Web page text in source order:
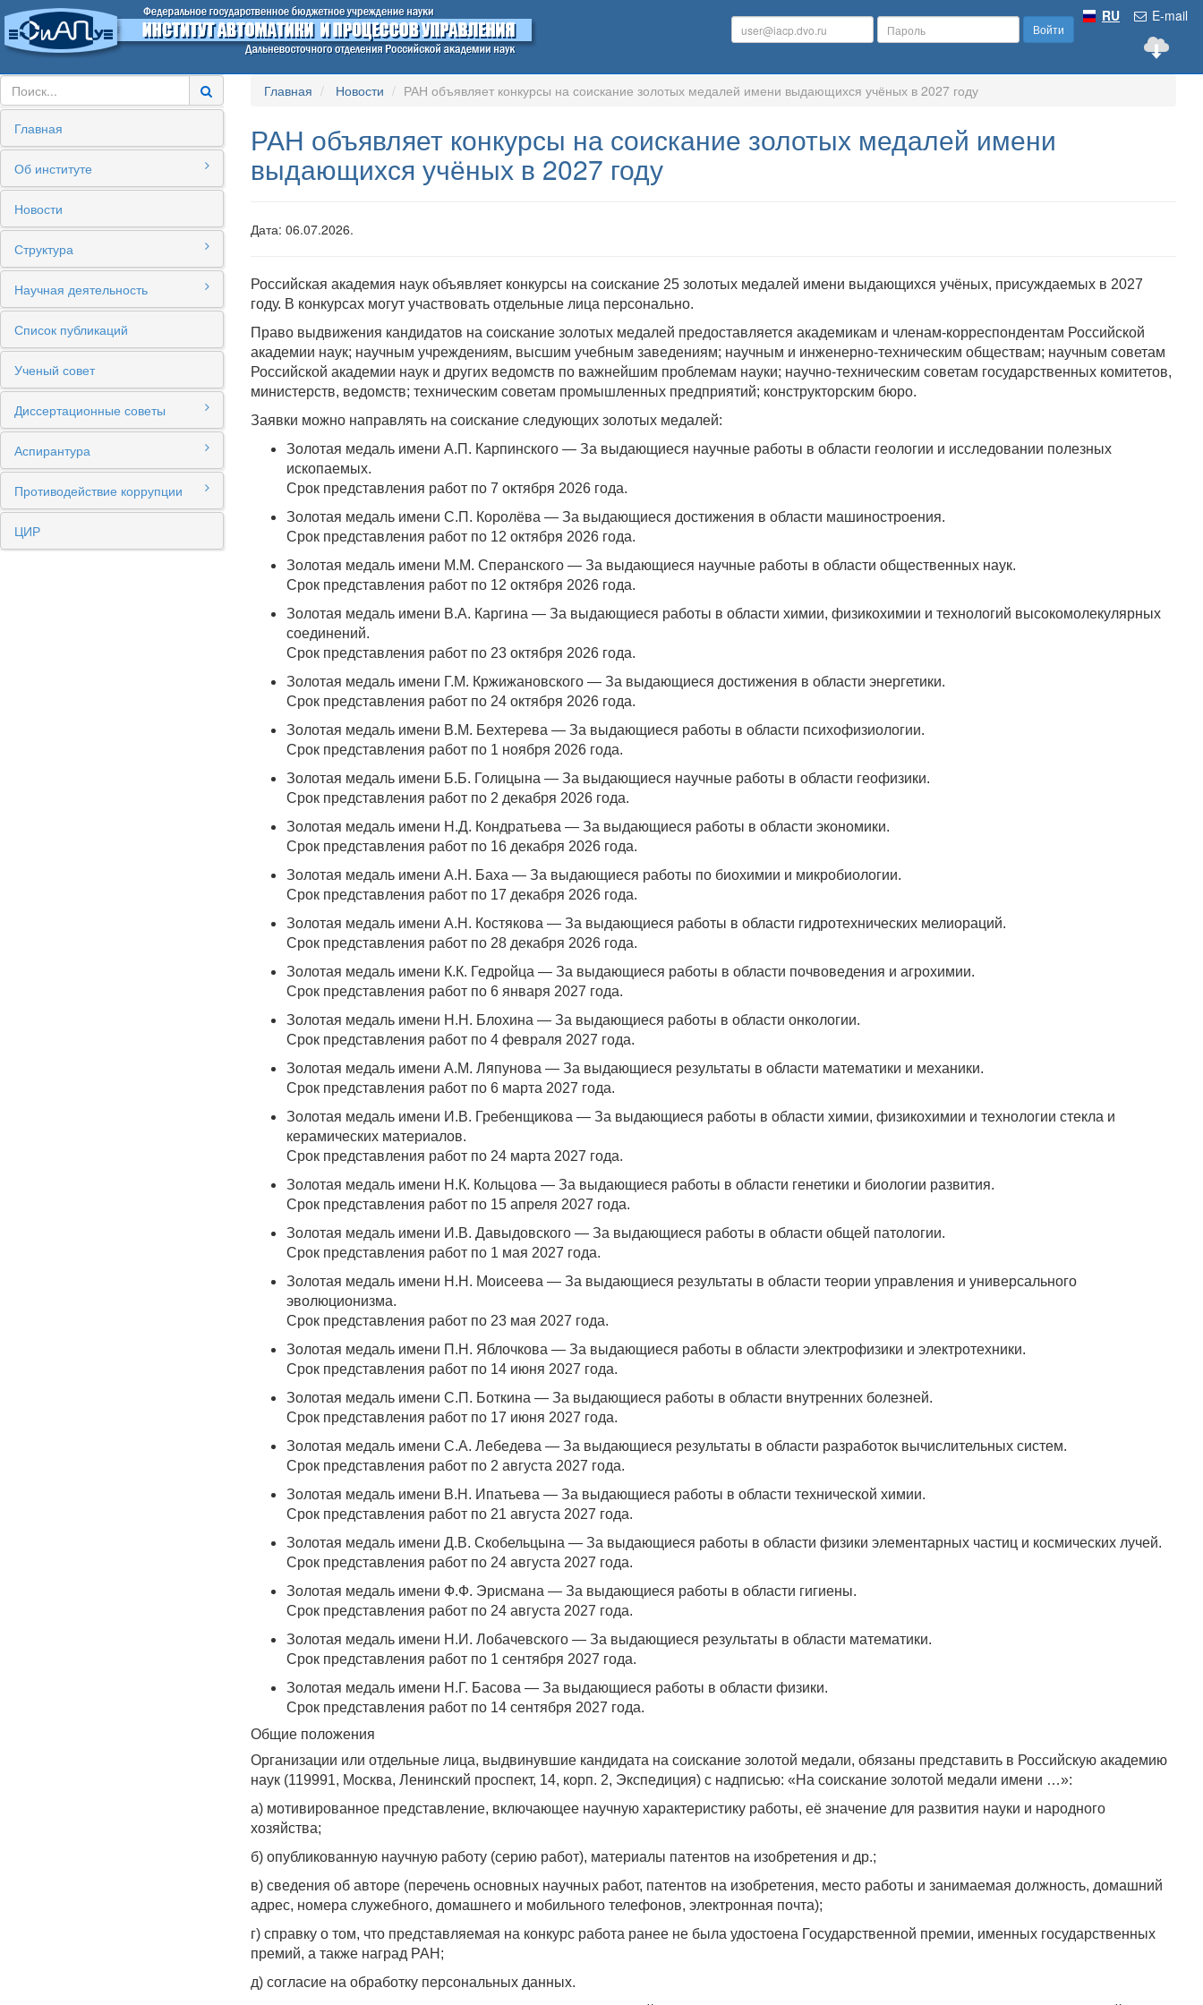
E-mail
RU
Войти
Главная
Об институте
Новости
Структура
Научная деятельность
Список публикаций
Ученый совет
Диссертационные советы
Аспирантура
Противодействие коррупции
ЦИР
Главная Новости РАН объявляет конкурсы на соискание золотых медалей имени выдающихся учёных в 2027 году
РАН объявляет конкурсы на соискание золотых медалей имени
выдающихся учёных в 2027 году
Дата: 06.07.2026.
Российская академия наук объявляет конкурсы на соискание 25 золотых медалей имени выдающихся учёных, присуждаемых в 2027
году. В конкурсах могут участвовать отдельные лица персонально.
Право выдвижения кандидатов на соискание золотых медалей предоставляется академикам и членам-корреспондентам Российской
академии наук; научным учреждениям, высшим учебным заведениям; научным и инженерно-техническим обществам; научным советам
Российской академии наук и других ведомств по важнейшим проблемам науки; научно-техническим советам государственных комитетов,
министерств, ведомств; техническим советам промышленных предприятий; конструкторским бюро.
Заявки можно направлять на соискание следующих золотых медалей:
Золотая медаль имени А.П. Карпинского — За выдающиеся научные работы в области геологии и исследовании полезных
ископаемых.
Срок представления работ по 7 октября 2026 года.
Золотая медаль имени С.П. Королёва — За выдающиеся достижения в области машиностроения.
Срок представления работ по 12 октября 2026 года.
Золотая медаль имени М.М. Сперанского — За выдающиеся научные работы в области общественных наук.
Срок представления работ по 12 октября 2026 года.
Золотая медаль имени В.А. Каргина — За выдающиеся работы в области химии, физикохимии и технологий высокомолекулярных
соединений.
Срок представления работ по 23 октября 2026 года.
Золотая медаль имени Г.М. Кржижановского — За выдающиеся достижения в области энергетики.
Срок представления работ по 24 октября 2026 года.
Золотая медаль имени В.М. Бехтерева — За выдающиеся работы в области психофизиологии.
Срок представления работ по 1 ноября 2026 года.
Золотая медаль имени Б.Б. Голицына — За выдающиеся научные работы в области геофизики.
Срок представления работ по 2 декабря 2026 года.
Золотая медаль имени Н.Д. Кондратьева — За выдающиеся работы в области экономики.
Срок представления работ по 16 декабря 2026 года.
Золотая медаль имени А.Н. Баха — За выдающиеся работы по биохимии и микробиологии.
Срок представления работ по 17 декабря 2026 года.
Золотая медаль имени А.Н. Костякова — За выдающиеся работы в области гидротехнических мелиораций.
Срок представления работ по 28 декабря 2026 года.
Золотая медаль имени К.К. Гедройца — За выдающиеся работы в области почвоведения и агрохимии.
Срок представления работ по 6 января 2027 года.
Золотая медаль имени Н.Н. Блохина — За выдающиеся работы в области онкологии.
Срок представления работ по 4 февраля 2027 года.
Золотая медаль имени А.М. Ляпунова — За выдающиеся результаты в области математики и механики.
Срок представления работ по 6 марта 2027 года.
Золотая медаль имени И.В. Гребенщикова — За выдающиеся работы в области химии, физикохимии и технологии стекла и
керамических материалов.
Срок представления работ по 24 марта 2027 года.
Золотая медаль имени Н.К. Кольцова — За выдающиеся работы в области генетики и биологии развития.
Срок представления работ по 15 апреля 2027 года.
Золотая медаль имени И.В. Давыдовского — За выдающиеся работы в области общей патологии.
Срок представления работ по 1 мая 2027 года.
Золотая медаль имени Н.Н. Моисеева — За выдающиеся результаты в области теории управления и универсального
эволюционизма.
Срок представления работ по 23 мая 2027 года.
Золотая медаль имени П.Н. Яблочкова — За выдающиеся работы в области электрофизики и электротехники.
Срок представления работ по 14 июня 2027 года.
Золотая медаль имени С.П. Боткина — За выдающиеся работы в области внутренних болезней.
Срок представления работ по 17 июня 2027 года.
Золотая медаль имени С.А. Лебедева — За выдающиеся результаты в области разработок вычислительных систем.
Срок представления работ по 2 августа 2027 года.
Золотая медаль имени В.Н. Ипатьева — За выдающиеся работы в области технической химии.
Срок представления работ по 21 августа 2027 года.
Золотая медаль имени Д.В. Скобельцына — За выдающиеся работы в области физики элементарных частиц и космических лучей.
Срок представления работ по 24 августа 2027 года.
Золотая медаль имени Ф.Ф. Эрисмана — За выдающиеся работы в области гигиены.
Срок представления работ по 24 августа 2027 года.
Золотая медаль имени Н.И. Лобачевского — За выдающиеся результаты в области математики.
Срок представления работ по 1 сентября 2027 года.
Золотая медаль имени Н.Г. Басова — За выдающиеся работы в области физики.
Срок представления работ по 14 сентября 2027 года.
Общие положения
Организации или отдельные лица, выдвинувшие кандидата на соискание золотой медали, обязаны представить в Российскую академию
наук (119991, Москва, Ленинский проспект, 14, корп. 2, Экспедиция) с надписью: «На соискание золотой медали имени …»:
а) мотивированное представление, включающее научную характеристику работы, её значение для развития науки и народного
хозяйства;
б) опубликованную научную работу (серию работ), материалы патентов на изобретения и др.;
в) сведения об авторе (перечень основных научных работ, патентов на изобретения, место работы и занимаемая должность, домашний
адрес, номера служебного, домашнего и мобильного телефонов, электронная почта);
г) справку о том, что представляемая на конкурс работа ранее не была удостоена Государственной премии, именных государственных
премий, а также наград РАН;
д) согласие на обработку персональных данных.